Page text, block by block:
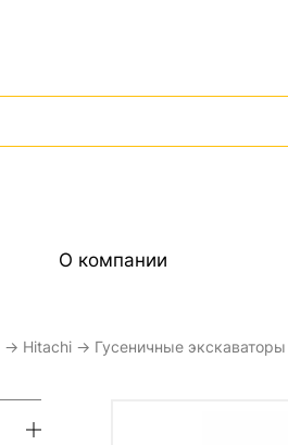
О компании
→ Hitachi → Гусеничные экскаваторы